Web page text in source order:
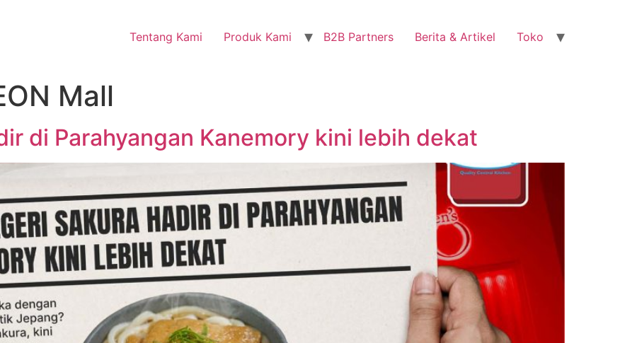
Tentang Kami Produk Kami B2B Partners Berita & Artikel Toko
Mall
di Parahyangan Kanemory kini lebih dekat